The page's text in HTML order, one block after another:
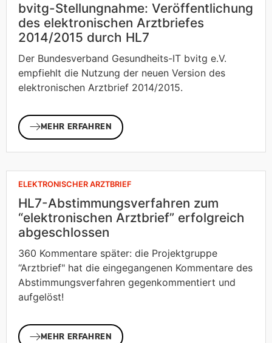
bvitg-Stellungnahme: Veröffentlichung
des elektronischen Arztbriefes
2014/2015 durch HL7
Der Bundesverband Gesundheits-IT bvitg e.V.
empfiehlt die Nutzung der neuen Version des
elektronischen Arztbrief 2014/2015.
MEHR ERFAHREN
ELEKTRONISCHER ARZTBRIEF
HL7-Abstimmungsverfahren zum
“elektronischen Arztbrief” erfolgreich
abgeschlossen
360 Kommentare später: die Projektgruppe
“Arztbrief" hat die eingegangenen Kommentare des
Abstimmungsverfahren gegenkommentiert und
aufgelöst!
MEHR ERFAHREN